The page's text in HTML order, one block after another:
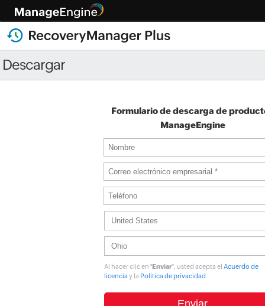
Descargar
Formulario de descarga de
ManageEngine
Al hacer clic en'Enviar', usted acepta elAcuerdo de
licenciay la Política de privacidad